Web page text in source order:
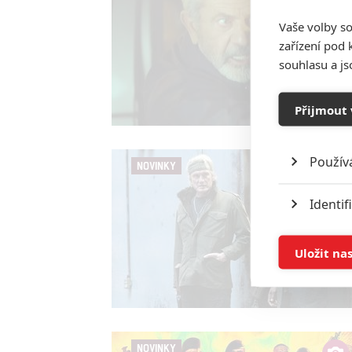
NOVINKY
NOVINKY
Vaše volby
zařízení pod
souhlasu a
Přijmout
Uložit